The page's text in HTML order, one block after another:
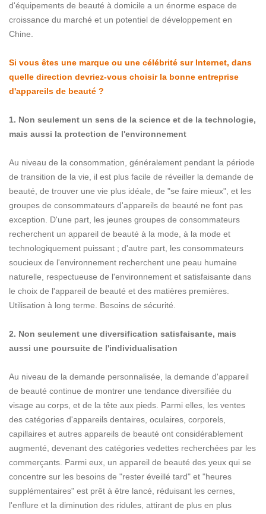
d'équipements de beauté à domicile a un énorme espace de
croissance du marché et un potentiel de développement en
Chine.
Si vous êtes une marque ou une célébrité sur Internet, dans
quelle direction devriez-vous choisir la bonne entreprise
d'appareils de beauté ?
1. Non seulement un sens de la science et de la technologie,
mais aussi la protection de l'environnement
Au niveau de la consommation, généralement pendant la période
de transition de la vie, il est plus facile de réveiller la demande de
beauté, de trouver une vie plus idéale, de "se faire mieux", et les
groupes de consommateurs d'appareils de beauté ne font pas
exception. D'une part, les jeunes groupes de consommateurs
recherchent un appareil de beauté à la mode, à la mode et
technologiquement puissant ; d'autre part, les consommateurs
soucieux de l'environnement recherchent une peau humaine
naturelle, respectueuse de l'environnement et satisfaisante dans
le choix de l'appareil de beauté et des matières premières.
Utilisation à long terme. Besoins de sécurité.
2. Non seulement une diversification satisfaisante, mais
aussi une poursuite de l'individualisation
Au niveau de la demande personnalisée, la demande d'appareil
de beauté continue de montrer une tendance diversifiée du
visage au corps, et de la tête aux pieds. Parmi elles, les ventes
des catégories d'appareils dentaires, oculaires, corporels,
capillaires et autres appareils de beauté ont considérablement
augmenté, devenant des catégories vedettes recherchées par les
commerçants. Parmi eux, un appareil de beauté des yeux qui se
concentre sur les besoins de "rester éveillé tard" et "heures
supplémentaires" est prêt à être lancé, réduisant les cernes,
l'enflure et la diminution des ridules, attirant de plus en plus